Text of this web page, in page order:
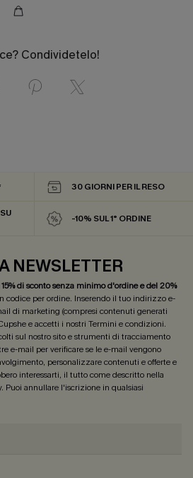
Condividetelo!
30 GIORNI PER IL RESO
-10% SUL 1° ORDINE
NEWSLETTER
15% di sconto senza minimo d'ordine e del 20%
codice per ordine. Inserendo il tuo indirizzo e-
di marketing (compresi contenuti generati
e accetti i nostri Termini e condizioni.
sul nostro sito e strumenti di tracciamento
e-mail per verificare se le e-mail vengono
personalizzare contenuti e offerte e
interessarti, il tutto come descritto nella
. Puoi annullare l'iscrizione in qualsiasi